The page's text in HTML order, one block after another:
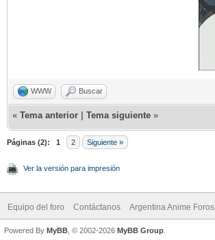
WWW Buscar
« Tema anterior Tema siguiente »
Páginas (2): 1 2 Siguiente »
Ver la versión para impresión
Equipo del foro Contáctanos Argentina Anime Foros
Powered By MyBB , © 2002-2026 MyBB Group